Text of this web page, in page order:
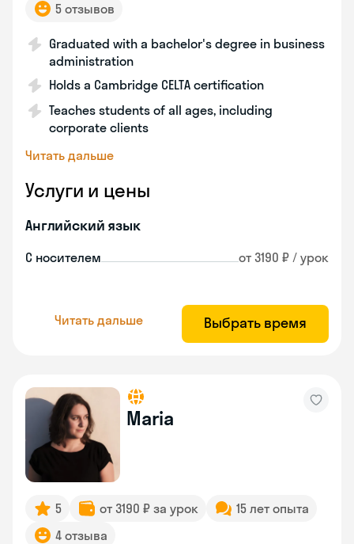
5 отзывов
Graduated with a bachelor's degree in business
administration
Holds a Cambridge CELTA certification
Teaches students of all ages, including
corporate clients
Читать дальше
Услуги и цены
Английский язык
С носителем от 3190 ₽ / урок
Читать дальше Выбрать время
Maria
5 от 3190 ₽ за урок
15 лет опыта
4 отзыва